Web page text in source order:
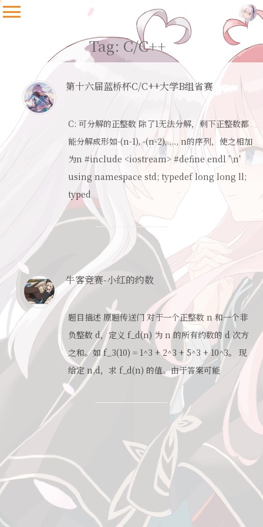
Tag: C/C++
第十六届蓝桥杯C/C++大学B组省赛
C: 可分解的正整数 除了1无法分解，剩下正整数都
能分解成形如-(n-1), -(n-2), ..., n的序列，使之相加
为n #include <iostream> #define endl '\n'
using namespace std; typedef long long ll;
typed
牛客竞赛-小红的约数
题目描述 原题传送门 对于一个正整数 n 和一个非
负整数 d，定义 f_d(n) 为 n 的所有约数的 d 次方
之和。如 f_3(10) = 1^3 + 2^3 + 5^3 + 10^3。 现
给定 n,d，求 f_d(n) 的值。由于答案可能